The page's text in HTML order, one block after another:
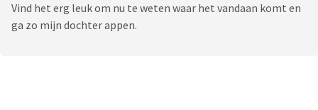
Vind het erg leuk om nu te weten waar het vandaan komt en
ga zo mijn dochter appen.